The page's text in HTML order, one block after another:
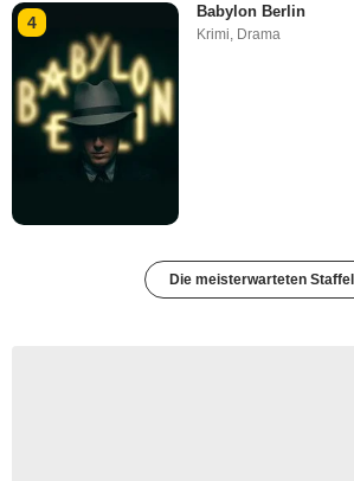
4
Babylon Berlin
Krimi Drama
Die meisterwarteten